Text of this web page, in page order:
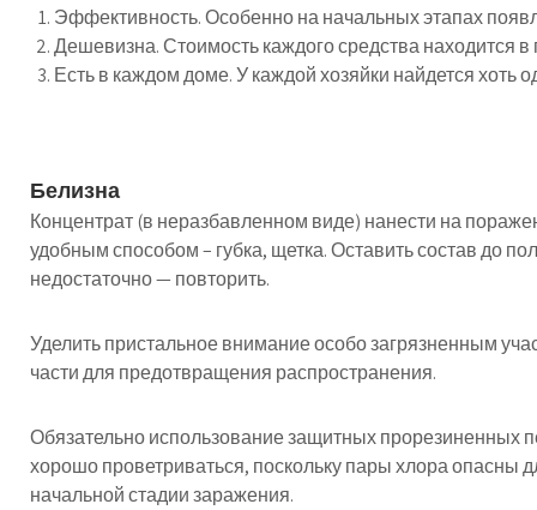
Эффективность. Особенно на начальных этапах
Дешевизна. Стоимость каждого средства находится в
Есть в каждом доме. У каждой хозяйки найдется хоть
Белизна
Концентрат (в неразбавленном виде) нанести на
удобным способом – губка, щетка. Оставить состав до
недостаточно — повторить.
Уделить пристальное внимание особо загрязненным
части для предотвращения распространения.
Обязательно использование защитных прорезиненных
хорошо проветриваться, поскольку пары хлора опасны
начальной стадии заражения.